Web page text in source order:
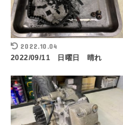
2022.10.04
2022/09/11 日曜日 晴れ